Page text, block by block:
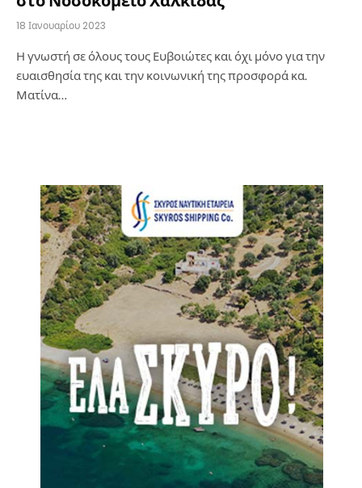
18 Ιανουαρίου 2023
Η γνωστή σε όλους τους Ευβοιώτες και όχι μόνο για την
ευαισθησία της και την κοινωνική της προσφορά κα.
Ματίνα…